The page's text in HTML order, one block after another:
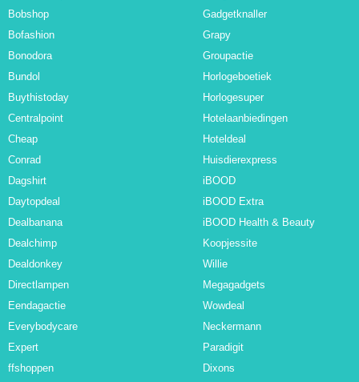
Bobshop
Bofashion
Bonodora
Bundol
Buythistoday
Centralpoint
Cheap
Conrad
Dagshirt
Daytopdeal
Dealbanana
Dealchimp
Dealdonkey
Directlampen
Eendagactie
Everybodycare
Expert
ffshoppen
Gadgetknaller
Grapy
Groupactie
Horlogeboetiek
Horlogesuper
Hotelaanbiedingen
Hoteldeal
Huisdierexpress
iBOOD
iBOOD Extra
iBOOD Health & Beauty
Koopjessite
Willie
Megagadgets
Wowdeal
Neckermann
Paradigit
Dixons